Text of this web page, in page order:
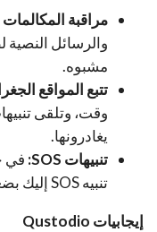
مراقبة
والرسائل
مشبوه.
تتبع المواقع
وقت، وتلقى
يغادرونها.
تنبيهات SOS:
في
تنبيه SOS إليك بضغطة زر واحدة.
إيجابيات Qustodio